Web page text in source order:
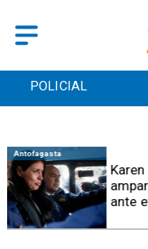
POLICIAL
Antofagasta